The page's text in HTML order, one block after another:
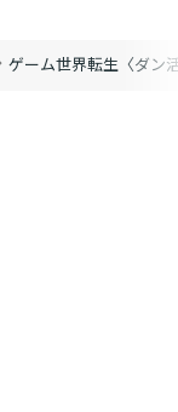
ゲーム世界転生〈ダン